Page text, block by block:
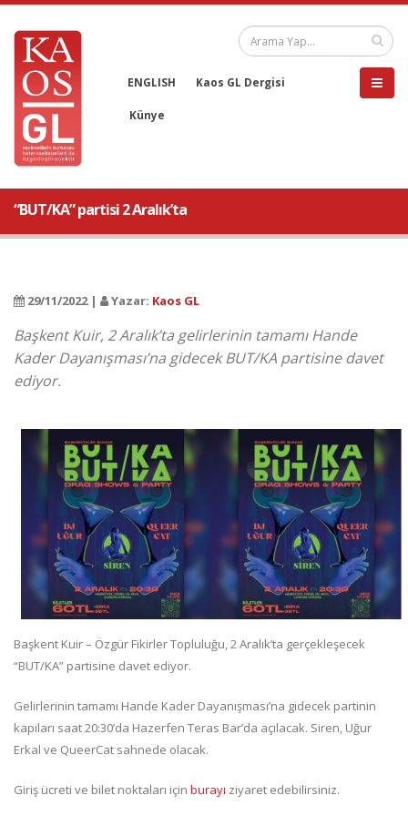
ENGLISH Kaos GL Dergisi
Künye
“BUT/KA” partisi 2 Aralık’ta
29/11/2022 | Yazar: Kaos GL
Başkent Kuir, 2 Aralık’ta gelirlerinin tamamı Hande
Kader Dayanışması’na gidecek BUT/KA partisine davet
ediyor.
Başkent Kuir – Özgür Fikirler Topluluğu, 2 Aralık’ta gerçekleşecek
“BUT/KA” partisine davet ediyor.
Gelirlerinin tamamı Hande Kader Dayanışması’na gidecek partinin
kapıları saat 20:30’da Hazerfen Teras Bar’da açılacak. Siren, Uğur
Erkal ve QueerCat sahnede olacak.
Giriş ücreti ve bilet noktaları için burayı ziyaret edebilirsiniz.